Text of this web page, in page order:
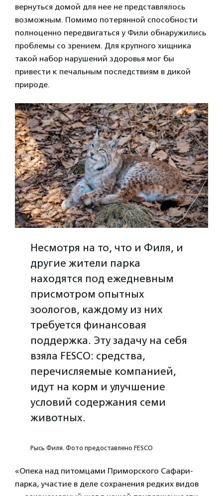
вернуться домой для нее не представлялось
возможным. Помимо потерянной способности
полноценно передвигаться у Фили обнаружились
проблемы со зрением. Для крупного хищника
такой набор нарушений здоровья мог бы
привести к печальным последствиям в дикой
природе.
Несмотря на то, что и Филя, и
другие жители парка
находятся под ежедневным
присмотром опытных
зоологов, каждому из них
требуется финансовая
поддержка. Эту задачу на себя
взяла FESCO: средства,
перечисляемые компанией,
идут на корм и улучшение
условий содержания семи
животных.
Рысь Филя. Фото предоставлено FESCO
«Опека над питомцами Приморского Сафари-
парка, участие в деле сохранения редких видов